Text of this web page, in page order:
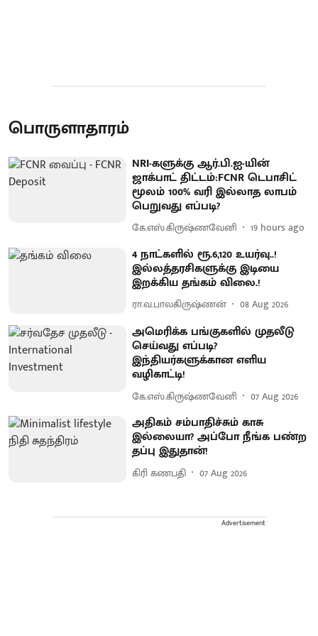
பொருளாதாரம்
NRI-களுக்கு ஆர்.பி.ஐ-யின்
ஜாக்பாட் திட்டம்:FCNR டெபாசிட்
மூலம் 100% வரி இல்லாத லாபம்
பெறுவது எப்படி?
கே.எஸ்.கிருஷ்ணவேனி 19 hours ago
4 நாட்களில் ரூ.6,120 உயர்வு..!
இல்லத்தரசிகளுக்கு இடியை
இறக்கிய தங்கம் விலை.!
ரா.வ.பாலகிருஷ்ணன் 08 Aug 2026
அமெரிக்க பங்குகளில் முதலீடு
செய்வது எப்படி?
இந்தியர்களுக்கான எளிய
வழிகாட்டி!
கே.எஸ்.கிருஷ்ணவேனி 07 Aug 2026
அதிகம் சம்பாதிச்சும் காசு
இல்லையா? அப்போ நீங்க பண்ற
தப்பு இதுதான்!
கிரி கணபதி 07 Aug 2026
Advertisement